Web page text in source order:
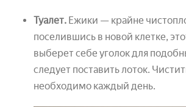
Туалет. Ежики — крайне
поселившись в новой клетке,
выберет себе уголок для
следует поставить лоток.
необходимо каждый день.